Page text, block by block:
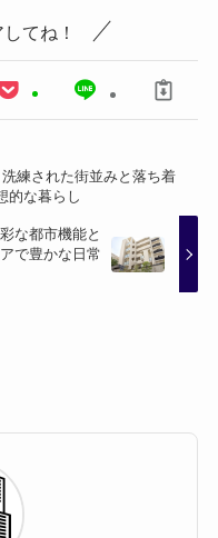
てね！
洗練された街並みと落ち着
的な暮らし
な都市機能と
で豊かな日常